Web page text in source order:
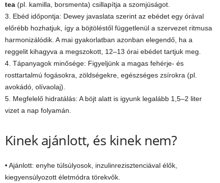
tea (pl. kamilla, borsmenta) csillapítja a szomjúságot.
3. Ebéd időpontja: Dewey javaslata szerint az ebédet egy órával
előrébb hozhatjuk, így a böjtöléstől függetlenül a szervezet ritmusa
harmonizálódik. A mai gyakorlatban azonban elegendő, ha a
reggelit kihagyva a megszokott, 12–13 órai ebédet tartjuk meg.
4. Tápanyagok minősége: Figyeljünk a magas fehérje- és
rosttartalmú fogásokra, zöldségekre, egészséges zsírokra (pl.
avokádó, olívaolaj).
5. Megfelelő hidratálás: A böjt alatt is igyunk legalább 1,5–2 liter
vizet a nap folyamán.
Kinek ajánlott, és kinek nem?
• Ajánlott: enyhe túlsúlyosok, inzulinrezisztenciával élők,
kiegyensúlyozott életmódra törekvők.